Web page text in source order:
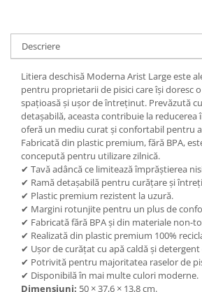
Descriere
Litiera deschisă Moderna Arist Large este
pentru proprietarii de pisici care își doresc
spațioasă și ușor de întreținut. Prevăzută
detașabilă, aceasta contribuie la
oferă un mediu curat și confortabil pentru
Fabricată din plastic premium, fără BPA,
concepută pentru utilizare zilnică.
✔ Tavă adâncă ce limitează împrăștierea
✔ Ramă detașabilă pentru curățare și
✔ Plastic premium rezistent la uzură.
✔ Margini rotunjite pentru un plus de
✔ Fabricată fără BPA și din materiale non-
✔ Realizată din plastic premium 100%
✔ Ușor de curățat cu apă caldă și detergent
✔ Potrivită pentru majoritatea raselor de
✔ Disponibilă în mai multe culori moderne.
Dimensiuni: 50 × 37,6 × 13,8 cm.